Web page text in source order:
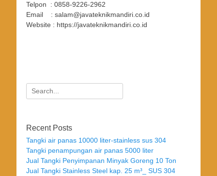
Telpon : 0858-9226-2962
Email : salam@javateknikmandiri.co.id
Website : https://javateknikmandiri.co.id
Search
for:
Recent Posts
Tangki air panas 10000 liter-stainless sus 304
Tangki penampungan air panas 5000 liter
Jual Tangki Penyimpanan Minyak Goreng 10 Ton
Jual Tangki Stainless Steel kap. 25 m³_ SUS 304